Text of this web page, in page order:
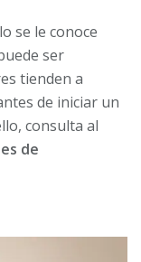
se le conoce
ser
tienden a
de iniciar un
consulta al
de